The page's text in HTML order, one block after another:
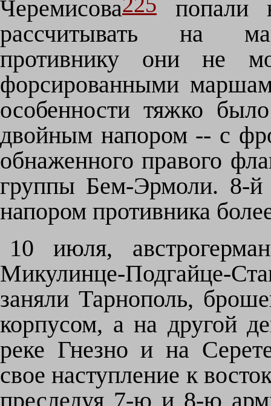
Черемисова
попали
рассчитывать на
противнику они не
форсированными
особенности тяжко
двойным напором -- с
обнаженного правого
группы Бем-Эрмоли. 8-й
напором противника
10 июля,
Микулинце-Подгайце-
заняли Тарнополь,
корпусом, а на другой
реке Гнезно и на
свое наступление к
преследуя 7-ю и 8-ю